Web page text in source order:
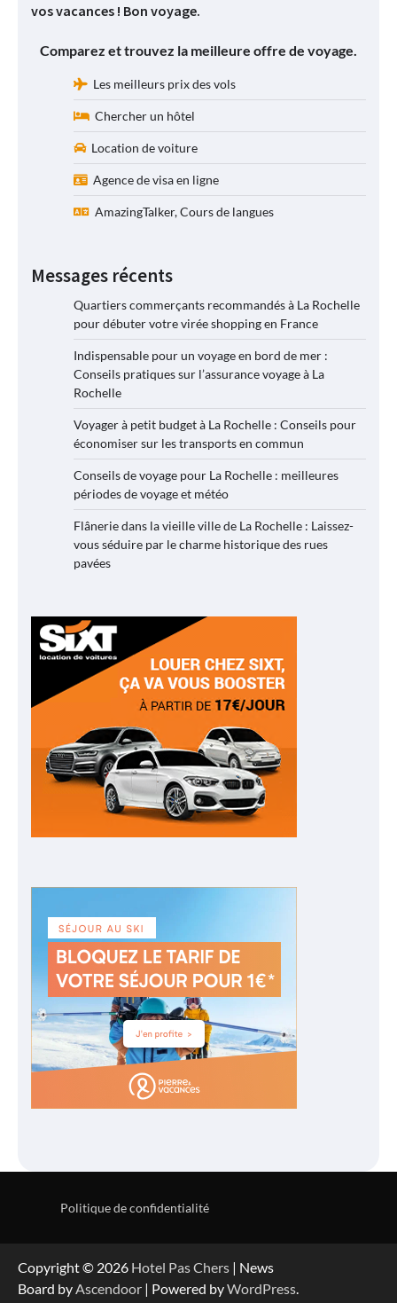
vos vacances ! Bon voyage.
Comparez et trouvez la meilleure offre de voyage.
Les meilleurs prix des vols
Chercher un hôtel
Location de voiture
Agence de visa en ligne
AmazingTalker, Cours de langues
Messages récents
Quartiers commerçants recommandés à La Rochelle
pour débuter votre virée shopping en France
Indispensable pour un voyage en bord de mer :
Conseils pratiques sur l’assurance voyage à La
Rochelle
Voyager à petit budget à La Rochelle : Conseils pour
économiser sur les transports en commun
Conseils de voyage pour La Rochelle : meilleures
périodes de voyage et météo
Flânerie dans la vieille ville de La Rochelle : Laissez-
vous séduire par le charme historique des rues
pavées
Politique de confidentialité
Copyright © 2026 Hotel Pas Chers | News
Board byAscendoor | Powered byWordPress.